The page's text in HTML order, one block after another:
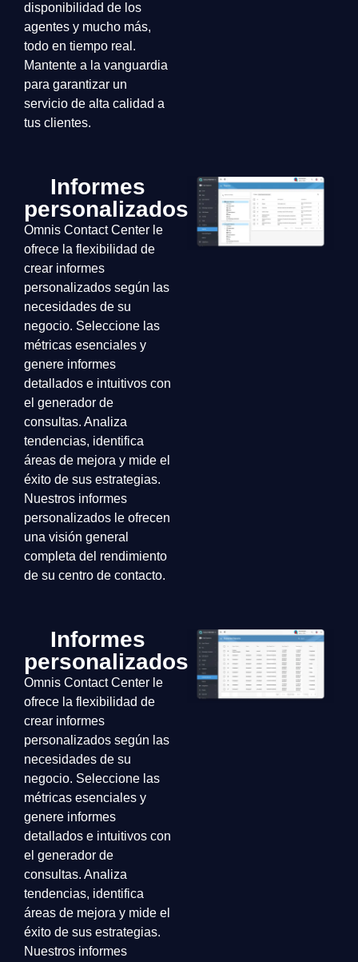
disponibilidad de los
agentes y mucho más,
todo en tiempo real.
Mantente a la vanguardia
para garantizar un
servicio de alta calidad a
tus clientes.
Informes
personalizados
Omnis Contact Center le
ofrece la flexibilidad de
crear informes
personalizados según las
necesidades de su
negocio. Seleccione las
métricas esenciales y
genere informes
detallados e intuitivos con
el generador de
consultas. Analiza
tendencias, identifica
áreas de mejora y mide el
éxito de sus estrategias.
Nuestros informes
personalizados le ofrecen
una visión general
completa del rendimiento
de su centro de contacto.
Informes
personalizados
Omnis Contact Center le
ofrece la flexibilidad de
crear informes
personalizados según las
necesidades de su
negocio. Seleccione las
métricas esenciales y
genere informes
detallados e intuitivos con
el generador de
consultas. Analiza
tendencias, identifica
áreas de mejora y mide el
éxito de sus estrategias.
Nuestros informes